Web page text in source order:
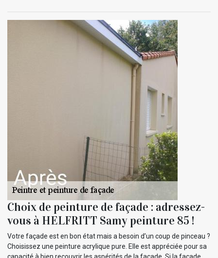
Choix de peinture de façade : adressez-
vous à HELFRITT Samy peinture 85 !
Votre façade est en bon état mais a besoin d’un coup de pinceau ?
Choisissez une peinture acrylique pure. Elle est appréciée pour sa
capacité à bien recouvrir les aspérités de la façade. Si la façade